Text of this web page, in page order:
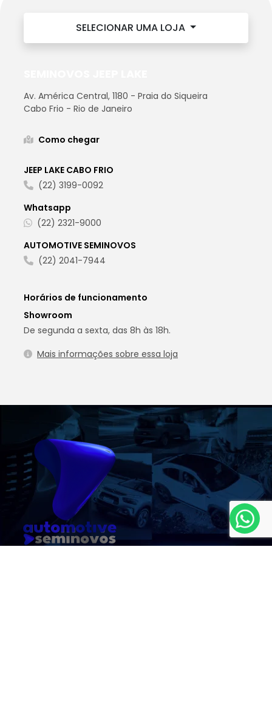
SELECIONAR UMA LOJA
Av. América Central, 1180 - Praia do Siqueira
Cabo Frio - Rio de Janeiro
Como chegar
JEEP LAKE CABO FRIO
(22) 3199-0092
Whatsapp
(22) 2321-9000
AUTOMOTIVE SEMINOVOS
(22) 2041-7944
Horários de funcionamento
Showroom
De segunda a sexta, das 8h às 18h.
Mais informações sobre essa loja